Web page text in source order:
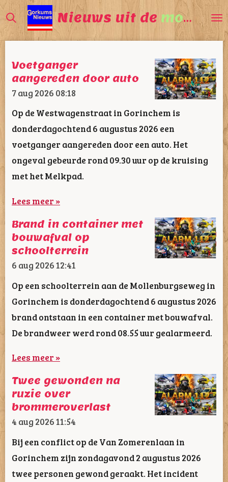
Ga
direct
naar
de
hoofdinhoud
Nieuws uit de mooiste
Voetganger
aangereden door auto
7 aug 2026 08:18
Op de Westwagenstraat in Gorinchem is
donderdagochtend 6 augustus 2026 een
voetganger aangereden door een auto. Het
ongeval gebeurde rond 09.30 uur op de kruising
met het Melkpad.
Lees meer »
Brand in container met
bouwafval op
schoolterrein
6 aug 202612:41
Op een schoolterrein aan de Mollenburgseweg in
Gorinchem is donderdagochtend 6 augustus 2026
brand ontstaan in een container met bouwafval.
De brandweer werd rond 08.55 uur gealarmeerd.
Lees meer »
Twee gewonden na
ruzie over
brommeroverlast
4 aug 202611:54
Bij een conflict op de Van Zomerenlaan in
Gorinchem zijn zondagavond 2 augustus 2026
twee personen gewond geraakt. Het incident